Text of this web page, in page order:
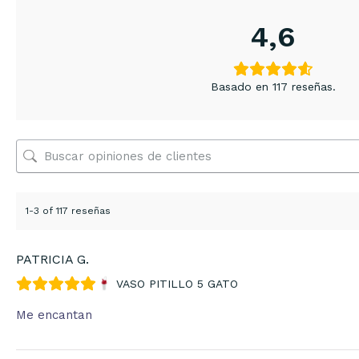
4,6
Basado en 117 reseñas.
1-3 of 117 reseñas
PATRICIA G.
VASO PITILLO 5 GATO
Me encantan